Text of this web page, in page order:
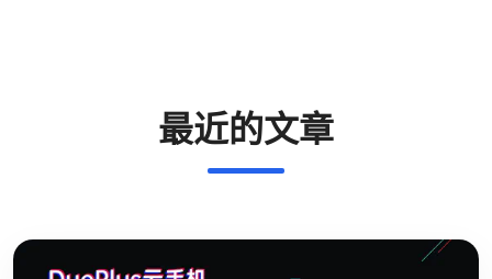
最近的文章